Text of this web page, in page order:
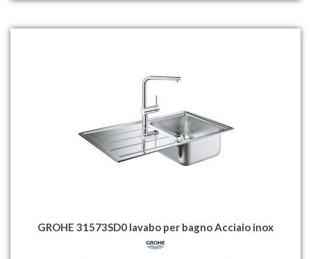
GROHE 31573SD0 lavabo per bagno Acciaio inox